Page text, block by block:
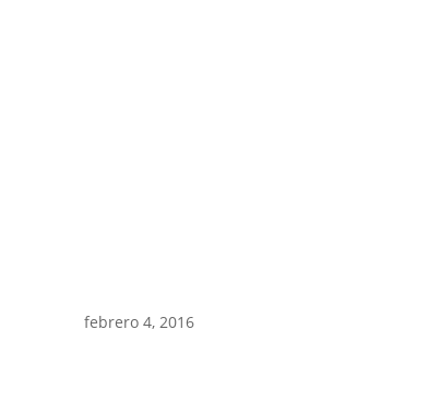
febrero 4, 2016